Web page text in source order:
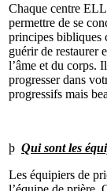
Chaque centre
permettre de se
principes bibliques
guérir de restaurer
l’âme et du corps.
progresser dans
progressifs mais
þ Qui sont les
Les équipiers de